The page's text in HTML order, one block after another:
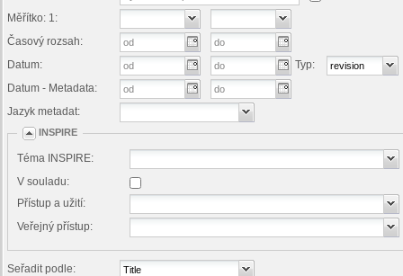
Měřítko: 1:
Časový rozsah:
Datum:
Datum - Metadata:
Typ:
Jazyk metadat:
INSPIRE
Téma INSPIRE:
V souladu:
Přístup a užití:
Veřejný přístup:
Seřadit podle: